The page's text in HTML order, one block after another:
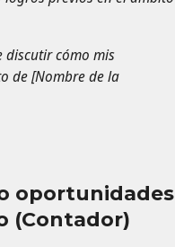
discutir cómo mis
de [Nombre de la
oportunidades
(Contador)